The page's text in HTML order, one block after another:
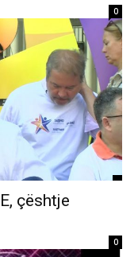
0
çështje
0